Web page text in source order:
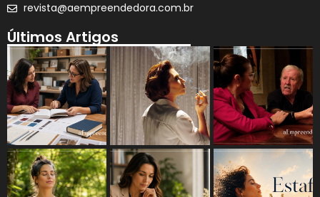
revista@aempreendedora.com.br
Últimos Artigos